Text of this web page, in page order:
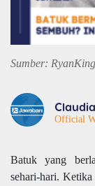
Sumber:
Official
Batuk yang
sehari-hari.